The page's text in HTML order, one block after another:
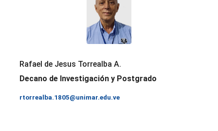
Rafael de Jesus Torrealba A.
Decano de Investigación y Postgrado
rtorrealba.1805@unimar.edu.ve